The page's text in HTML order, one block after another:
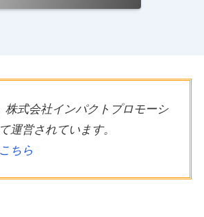
株式会社インパクトプロモーシ
運営されています。
ちら